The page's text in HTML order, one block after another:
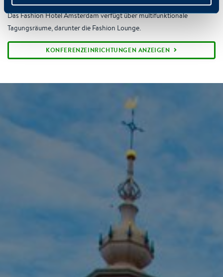
Das Fashion Hotel Amsterdam verfügt über multifunktionale
Tagungsräume, darunter die Fashion Lounge.
KONFERENZEINRICHTUNGEN ANZEIGEN